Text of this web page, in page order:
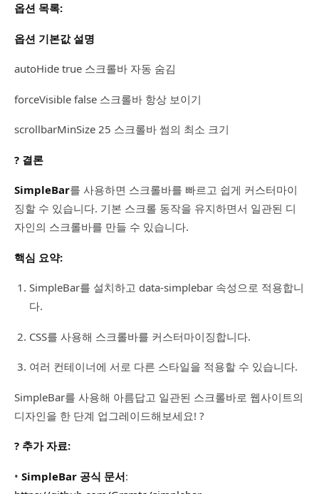
옵션 목록:
옵션 기본값 설명
autoHide true 스크롤바 자동 숨김
forceVisible false 스크롤바 항상 보이기
scrollbarMinSize 25 스크롤바 썸의 최소 크기
? 결론
SimpleBar를 사용하면 스크롤바를 빠르고 쉽게 커스터마이
징할 수 있습니다. 기본 스크롤 동작을 유지하면서 일관된 디
자인의 스크롤바를 만들 수 있습니다.
핵심 요약:
SimpleBar를 설치하고 data-simplebar 속성으로 적용합니
다.
CSS를 사용해 스크롤바를 커스터마이징합니다.
여러 컨테이너에 서로 다른 스타일을 적용할 수 있습니다.
SimpleBar를 사용해 아름답고 일관된 스크롤바로 웹사이트의
디자인을 한 단계 업그레이드해보세요! ?
? 추가 자료:
• SimpleBar 공식 문서: